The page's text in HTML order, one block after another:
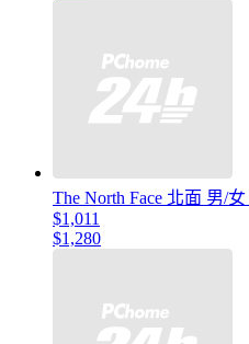
The North Face 北面 男/
$1,011
$1,280